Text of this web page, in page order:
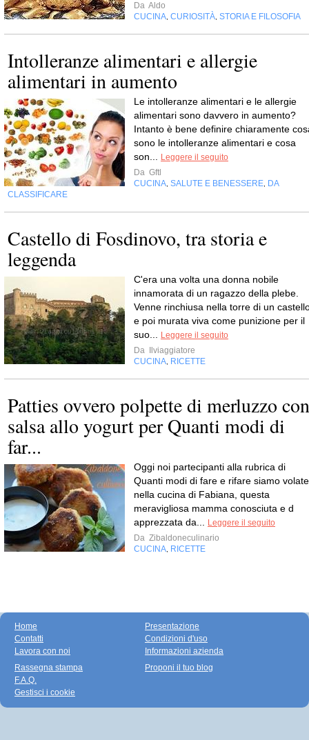
Da Aldo
CUCINA CURIOSITÀ STORIA E FILOSOFIA
Intolleranze alimentari e allergie
alimentari in aumento
Le intolleranze alimentari e le allergie
alimentari sono davvero in aumento?
Intanto è bene definire chiaramente
sono le intolleranze alimentari e cosa
son...
Leggere il seguito
Da Gftl
CUCINA SALUTE E BENESSERE DA
CLASSIFICARE
Castello di Fosdinovo, tra storia e
leggenda
C'era una volta una donna nobile
innamorata di un ragazzo della plebe.
Venne rinchiusa nella torre di un
e poi murata viva come punizione per il
suo...
Leggere il seguito
Da
Ilviaggiatore
CUCINA RICETTE
Patties ovvero polpette di merluzzo con
salsa allo yogurt per Quanti modi di
far...
Oggi noi partecipanti alla rubrica di
Quanti modi di fare e rifare siamo volate
nella cucina di Fabiana, questa
meravigliosa mamma conosciuta e d
apprezzata da...
Leggere il seguito
Da Zibaldoneculinario
CUCINA RICETTE
Home
Contatti
Lavora con noi
Presentazione
Condizioni d'uso
Informazioni azienda
Rassegna stampa
F.A.Q.
Gestisci i cookie
Proponi il tuo blog